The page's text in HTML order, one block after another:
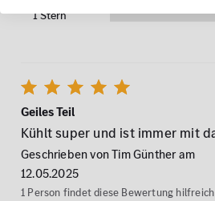
1 Stern
Geiles Teil
Kühlt super und ist immer mit
Geschrieben von Tim Günther am
12.05.2025
1 Person findet diese Bewertung hilfreich